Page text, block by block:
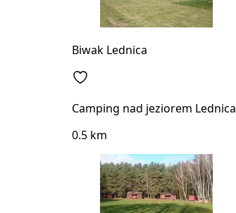
Biwak Lednica
Camping nad jeziorem Lednica
0.5 km